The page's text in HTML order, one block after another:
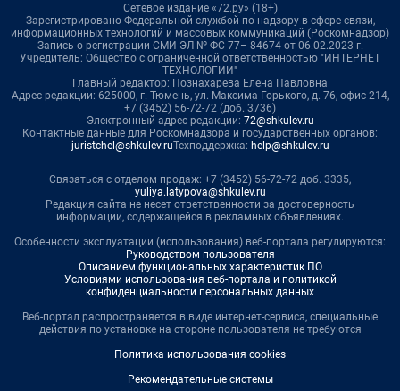
Сетевое издание «72.ру» (18+)
Зарегистрировано Федеральной службой по надзору в сфере связи,
информационных технологий и массовых коммуникаций (Роскомнадзор)
Запись о регистрации СМИ ЭЛ № ФС 77– 84674 от 06.02.2023 г.
Учредитель: Общество с ограниченной ответственностью "ИНТЕРНЕТ
ТЕХНОЛОГИИ"
Главный редактор: Познахарева Елена Павловна
Адрес редакции: 625000, г. Тюмень, ул. Максима Горького, д. 76, офис 214,
+7 (3452) 56-72-72 (доб. 3736)
Электронный адрес редакции: 72@shkulev.ru
Контактные данные для Роскомнадзора и государственных органов:
juristchel@shkulev.ruТехподдержка: help@shkulev.ru
Связаться с отделом продаж: +7 (3452) 56-72-72 доб. 3335,
yuliya.latypova@shkulev.ru
Редакция сайта не несет ответственности за достоверность
информации, содержащейся в рекламных объявлениях.
Особенности эксплуатации (использования) веб-портала регулируются:
Руководством пользователя
Описанием функциональных характеристик ПО
Условиями использования веб-портала и политикой
конфиденциальности персональных данных
Веб-портал распространяется в виде интернет-сервиса, специальные
действия по установке на стороне пользователя не требуются
Политика использования cookies
Рекомендательные системы